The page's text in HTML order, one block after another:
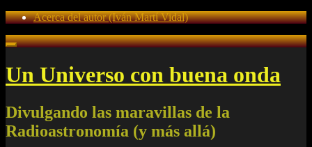
Acerca del autor (Iván Martí Vidal)
Un Universo con buena onda
Divulgando las maravillas de la
Radioastronomía (y más allá)